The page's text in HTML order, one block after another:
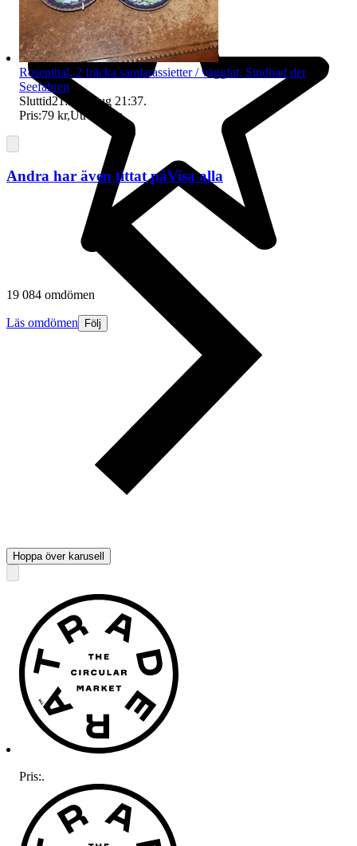
19 084 omdömen
Läs omdömen Följ
Rosenthal, 2 fräcka samlarassietter / väggfat, Sindbad der
Seefahren
Sluttid21:37 9 aug 21:37.
Pris:79 kr,Utropspris.
Andra har även tittat påVisa alla
Hoppa över karusell
Pris:.